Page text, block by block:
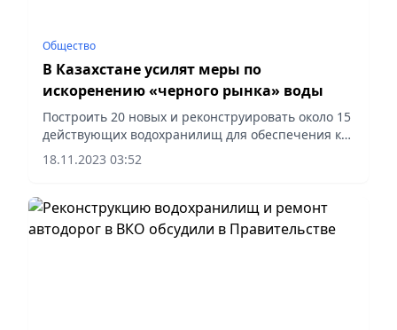
Общество
В Казахстане усилят меры по
искоренению «черного рынка» воды
Построить 20 новых и реконструировать около 15
действующих водохранилищ для обеспечения к
2027 году дополнительных 2 кубокилометров
воды поручил в Послании народу Казахстана
18.11.2023 03:52